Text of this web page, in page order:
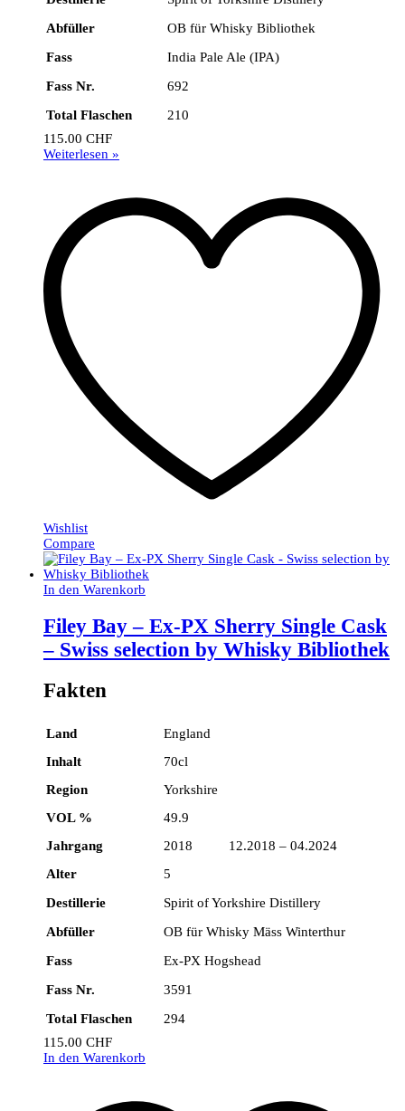
Abfüller
OB für Whisky Bibliothek
Fass
India Pale Ale (IPA)
Fass Nr.
692
Total Flaschen
210
115.00 CHF
Weiterlesen »
Wishlist
Compare
In den Warenkorb
Filey Bay – Ex-PX Sherry Single Cask
– Swiss selection by Whisky Bibliothek
Fakten
Land
England
Inhalt
70cl
Region
Yorkshire
VOL %
49.9
Jahrgang
2018 12.2018 – 04.2024
Alter
5
Destillerie
Spirit of Yorkshire Distillery
Abfüller
OB für Whisky Mäss Winterthur
Fass
Ex-PX Hogshead
Fass Nr.
3591
Total Flaschen
294
115.00 CHF
In den Warenkorb